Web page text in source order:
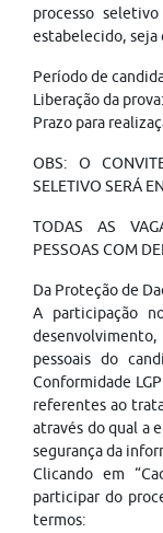
processo
estabelecido, seja
Período de
Liberação da
Prazo para
OBS: O
SELETIVO SERÁ
TODAS AS
PESSOAS COM
Da Proteção de
A participação
desenvolvimento,
pessoais do
Conformidade
referentes ao
através do qual a
segurança da
Clicando em
participar do
termos: